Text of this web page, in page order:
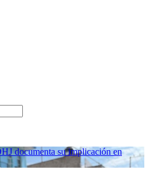
documenta su implicación en